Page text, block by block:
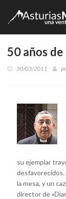
50 años
30/03/2011
su ejemplar
desfavorecidos.
la mesa, y un
director de